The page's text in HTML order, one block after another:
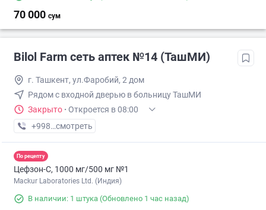
70 000 сум
Bilol Farm сеть аптек №14 (ТашМИ)
г. Ташкент, ул.Фаробий, 2 дом
Рядом с входной дверью в больницу ТашМИ
Закрыто · Откроется в 08:00
+998 (90) XXX-XX-XX
смотреть
По рецепту
Цефзон-С, 1000 мг/500 мг №1
Mackur Laboratories Ltd. (Индия)
В наличии: 1 штука (Обновлено 1 час назад)